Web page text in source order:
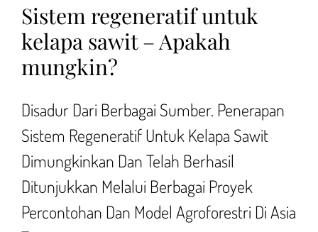
Sistem regeneratif untuk
kelapa sawit – Apakah
mungkin?
Disadur Dari Berbagai Sumber. Penerapan
Sistem Regeneratif Untuk Kelapa Sawit
Dimungkinkan Dan Telah Berhasil
Ditunjukkan Melalui Berbagai Proyek
Percontohan Dan Model Agroforestri Di Asia